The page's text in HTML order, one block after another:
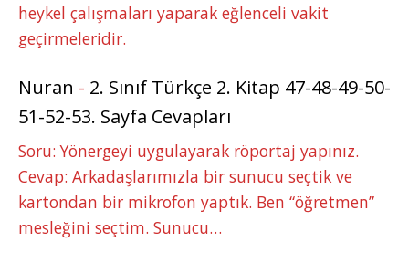
heykel çalışmaları yaparak eğlenceli vakit
geçirmeleridir.
Nuran - 2. Sınıf Türkçe 2. Kitap 47-48-49-50-
51-52-53. Sayfa Cevapları
Soru: Yönergeyi uygulayarak röportaj yapınız.
Cevap: Arkadaşlarımızla bir sunucu seçtik ve
kartondan bir mikrofon yaptık. Ben “öğretmen”
mesleğini seçtim. Sunucu…